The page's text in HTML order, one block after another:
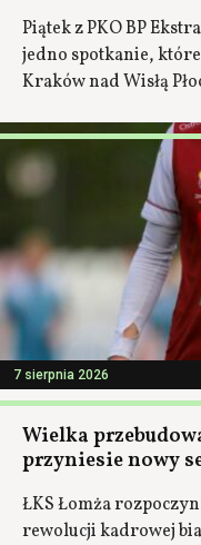
Piątek z PKO BP
jedno spotkanie,
Kraków nad Wisłą
7 sierpnia 2026
Wielka
przyniesie nowy
ŁKS Łomża
rewolucji kadrowej